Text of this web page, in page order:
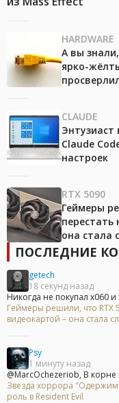
HARDWARE
А вы
ярко-
CLAUDE
Claude
настроек
RTX 5090
Геймеры
перестать
она стала
ПОСЛЕДНИЕ
getech
18 секунд назад
Никогда не покупал x060
Геймеры решили, что RTX
видеокартой – она стала
Psy
1 минуту назад
@MarcOchezeriob, В корне
Звезда хоррора
роль в Resident Evil